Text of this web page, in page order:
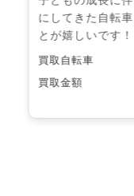
にしてきた自転
とが嬉しいです！
買取自転車
買取金額